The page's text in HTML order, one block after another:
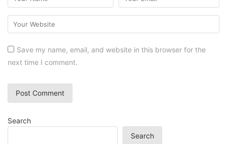
Save my name, email, and website in this browser for the
next time I comment.
Search
Search